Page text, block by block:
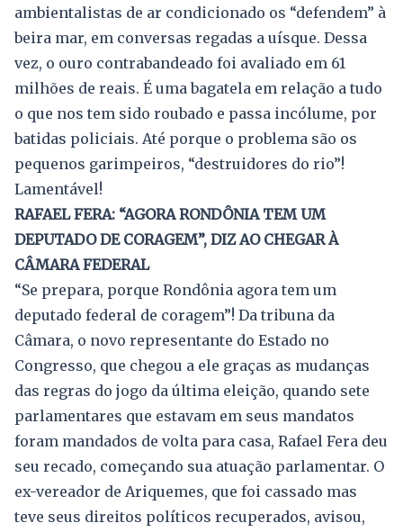
ambientalistas de ar condicionado os “defendem” à
beira mar, em conversas regadas a uísque. Dessa
vez, o ouro contrabandeado foi avaliado em 61
milhões de reais. É uma bagatela em relação a tudo
o que nos tem sido roubado e passa incólume, por
batidas policiais. Até porque o problema são os
pequenos garimpeiros, “destruidores do rio”!
Lamentável!
RAFAEL FERA: “AGORA RONDÔNIA TEM UM
DEPUTADO DE CORAGEM”, DIZ AO CHEGAR À
CÂMARA FEDERAL
“Se prepara, porque Rondônia agora tem um
deputado federal de coragem”! Da tribuna da
Câmara, o novo representante do Estado no
Congresso, que chegou a ele graças as mudanças
das regras do jogo da última eleição, quando sete
parlamentares que estavam em seus mandatos
foram mandados de volta para casa, Rafael Fera deu
seu recado, começando sua atuação parlamentar. O
ex-vereador de Ariquemes, que foi cassado mas
teve seus direitos políticos recuperados, avisou,